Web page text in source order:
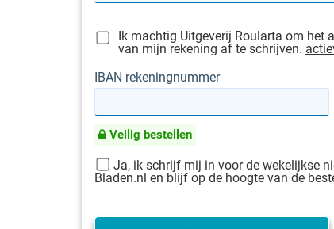
Ik machtig Uitgeverij Roularta om het
van mijn rekening af te schrijven.
IBAN rekeningnummer
Veilig bestellen
Ja, ik schrijf mij in voor de wekelijkse
Bladen.nl en blijf op de hoogte van de